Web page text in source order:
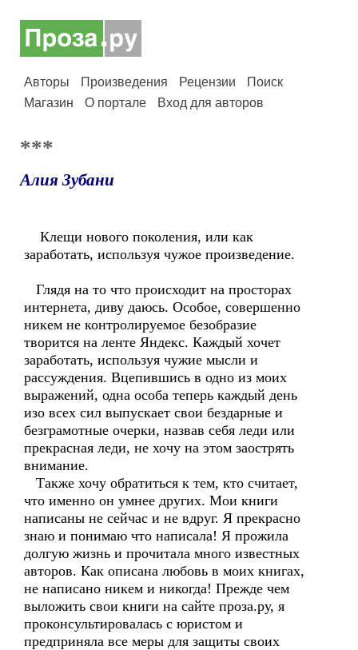
Авторы Произведения Рецензии
Поиск
Магазин
О портале Вход для авторов
***
Алия Зубани
Клещи нового поколения, или как
заработать, используя чужое произведение.
Глядя на то что происходит на просторах
интернета, диву даюсь. Особое, совершенно
никем не контролируемое безобразие
творится на ленте Яндекс. Каждый хочет
заработать, используя чужие мысли и
рассуждения. Вцепившись в одно из моих
выражений, одна особа теперь каждый день
изо всех сил выпускает свои бездарные и
безграмотные очерки, назвав себя леди или
прекрасная леди, не хочу на этом заострять
внимание.
Также хочу обратиться к тем, кто считает,
что именно он умнее других. Мои книги
написаны не сейчас и не вдруг. Я прекрасно
знаю и понимаю что написала! Я прожила
долгую жизнь и прочитала много известных
авторов. Как описана любовь в моих книгах,
не написано никем и никогда! Прежде чем
выложить свои книги на сайте проза.ру, я
проконсультировалась с юристом и
предприняла все меры для защиты своих